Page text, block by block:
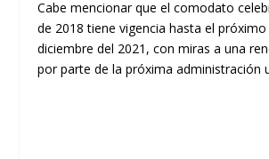
Cabe mencionarque el comodato
de 2018 tiene vigencia hasta el próximo
diciembre del 2021 ,con miras a una
porparte dela próxima administración